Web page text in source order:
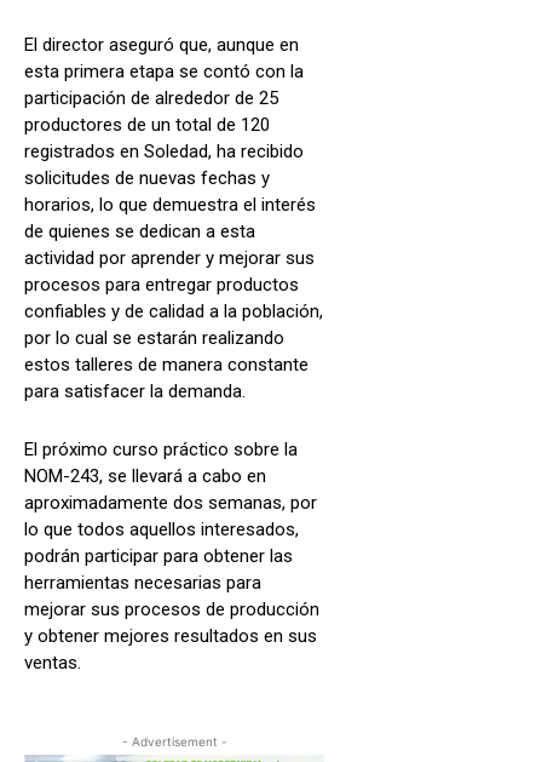
El director aseguró que, aunque en
esta primera etapa se contó con la
participación de alrededor de 25
productores de un total de 120
registrados en Soledad, ha recibido
solicitudes de nuevas fechas y
horarios, lo que demuestra el interés
de quienes se dedican a esta
actividad por aprender y mejorar sus
procesos para entregar productos
confiables y de calidad a la población,
por lo cual se estarán realizando
estos talleres de manera constante
para satisfacer la demanda.
El próximo curso práctico sobre la
NOM-243, se llevará a cabo en
aproximadamente dos semanas, por
lo que todos aquellos interesados,
podrán participar para obtener las
herramientas necesarias para
mejorar sus procesos de producción
y obtener mejores resultados en sus
ventas.
- Advertisement -